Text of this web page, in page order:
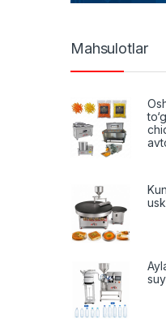
Mahsulotlar